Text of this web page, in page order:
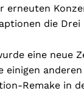
erneuten
die
eine neue
einigen
Remake in